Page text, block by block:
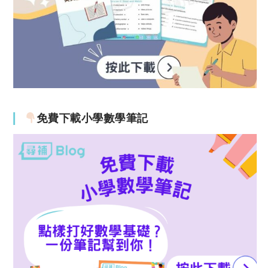
免費下載小學數學筆記